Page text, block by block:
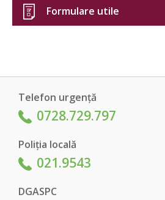
Formulare utile
Telefon urgență
0728.729.797
Poliția locală
021.9543
DGASPC